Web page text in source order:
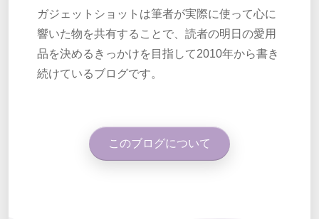
ガジェットショットは筆者が実際に使って心に
響いた物を共有することで、読者の明日の愛用
品を決めるきっかけを目指して2010年から書き
続けているブログです。
このブログについて